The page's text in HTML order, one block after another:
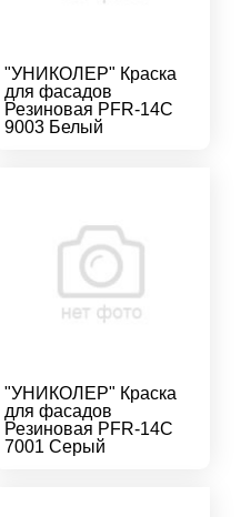
"УНИКОЛЕР" Краска
для фасадов
Резиновая PFR-14C
9003 Белый
"УНИКОЛЕР" Краска
для фасадов
Резиновая PFR-14C
7001 Серый